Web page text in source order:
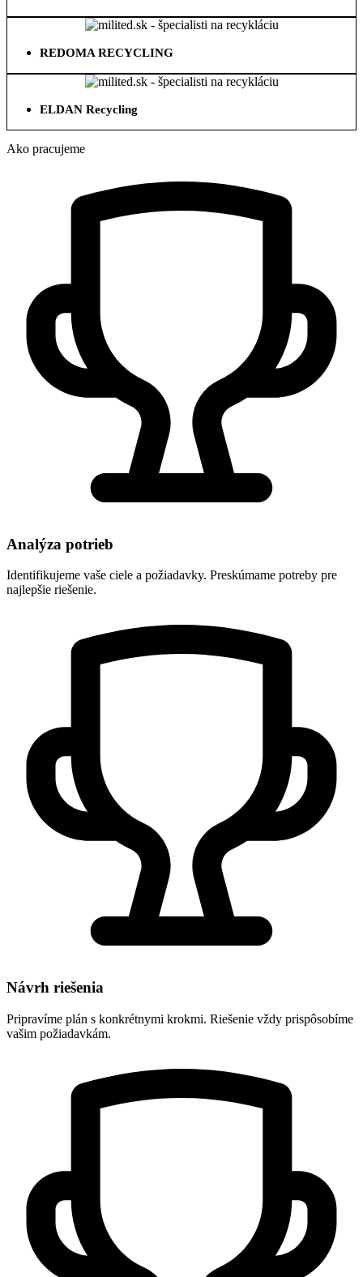
REDOMA RECYCLING
ELDAN Recycling
Ako pracujeme
Analýza potrieb
Identifikujeme vaše ciele a požiadavky. Preskúmame potreby pre
najlepšie riešenie.
Návrh riešenia
Pripravíme plán s konkrétnymi krokmi. Riešenie vždy prispôsobíme
vašim požiadavkám.